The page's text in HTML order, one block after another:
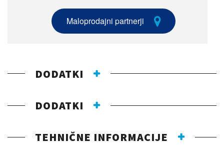
Maloprodajni partnerji
DODATKI
DODATKI
TEHNIČNE INFORMACIJE